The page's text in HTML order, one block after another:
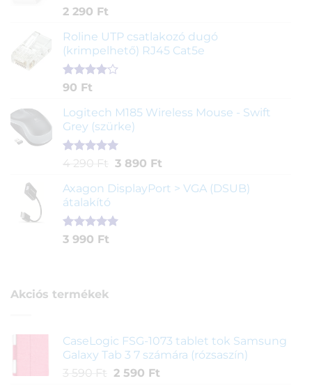
Értékelés
ből,
2
értékelés
alapján
2 290 Ft
Roline UTP csatlakozó dugó
(krimpelhető) RJ45 Cat5e
Értékelés
5-ből,
2
értékelés
alapján
90 Ft
Logitech M185 Wireless Mouse - Swift
Grey (szürke)
Értékelés
ből,
1
értékelés
alapján
4 290 Ft Original
was:
290 Ft.
3 890 FtCurrent
is:
Axagon DisplayPort > VGA (DSUB)
átalakító
Értékelés
1
3 990 Ft
Akciós termékek
CaseLogic FSG-1073 tablet tok Samsung
Galaxy Tab 3 7 számára (rózsaszín)
3 590 Ft
Original
2 590 FtCurrent